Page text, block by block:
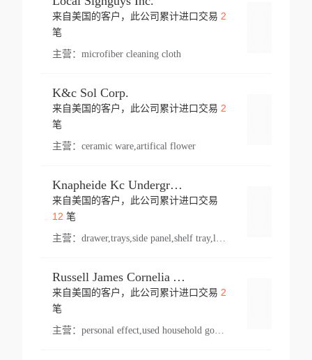
来自美国的客户，此公司累计进口交易 2
笔
主营： microfiber cleaning cloth
K&c Sol Corp.
来自美国的客户，此公司累计进口交易 2
笔
主营： ceramic ware,artifical flower
Knapheide Kc Underground
来自美国的客户，此公司累计进口交易
12 笔
主营：
Russell James Cornelia Arlington Va
来自美国的客户，此公司累计进口交易 2
笔
主营： personal effect,used household goods